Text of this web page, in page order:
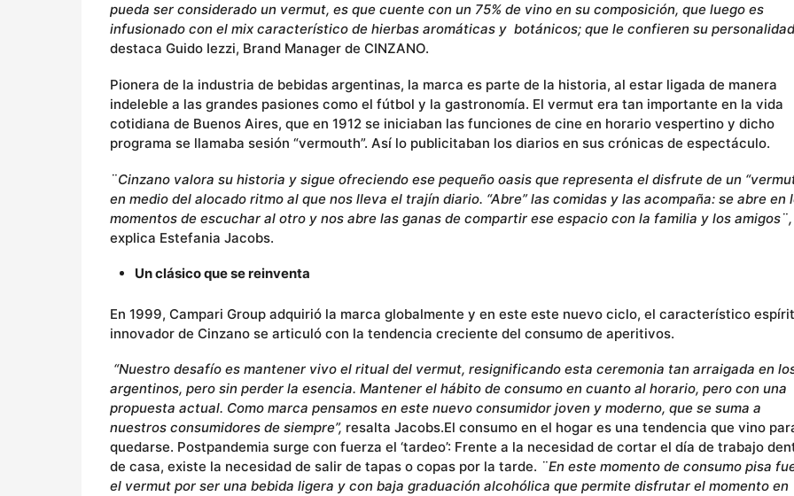
pueda ser considerado un vermut, es que cuente con un 75% de vino en su composición, que luego es
infusionado con el mix característico de hierbas aromáticas y botánicos; que le confieren su
destaca Guido Iezzi, Brand Manager de CINZANO.
Pionera de la industria de bebidas argentinas, la marca es parte de la historia, al estar ligada de manera
indeleble a las grandes pasiones como el fútbol y la gastronomía. El vermut era tan importante en la vida
cotidiana de Buenos Aires, que en 1912 se iniciaban las funciones de cine en horario vespertino y dicho
programa se llamaba sesión “vermouth”. Así lo publicitaban los diarios en sus crónicas de espectáculo.
¨Cinzano valora su historia y sigue ofreciendo ese pequeño oasis que representa el disfrute de un
en medio del alocado ritmo al que nos lleva el trajín diario. “Abre” las comidas y las acompaña: se abre en
momentos de escuchar al otro y nos abre las ganas de compartir ese espacio con la familia y los amigos¨,
explica Estefania Jacobs.
Un clásico que se reinventa
En 1999, Campari Group adquirió la marca globalmente y en este este nuevo ciclo, el característico
innovador de Cinzano se articuló con la tendencia creciente del consumo de aperitivos.
“Nuestro desafío es mantener vivo el ritual del vermut, resignificando esta ceremonia tan arraigada en
argentinos, pero sin perder la esencia. Mantener el hábito de consumo en cuanto al horario, pero con una
propuesta actual. Como marca pensamos en este nuevo consumidor joven y moderno, que se suma a
nuestros consumidores de siempre”, resalta Jacobs.El consumo en el hogar es una tendencia que vino
quedarse. Postpandemia surge con fuerza el ‘tardeo’: Frente a la necesidad de cortar el día de trabajo
de casa, existe la necesidad de salir de tapas o copas por la tarde. ¨En este momento de consumo pisa
el vermut por ser una bebida ligera y con baja graduación alcohólica que permite disfrutar el momento en